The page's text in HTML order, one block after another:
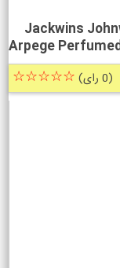
Jackwins
Arpege
(0 رای) ☆☆☆☆☆